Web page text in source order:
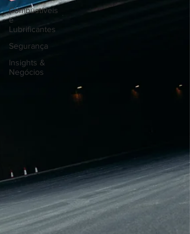
Combustíveis
e
Lubrificantes
Segurança
Insights &
Negócios